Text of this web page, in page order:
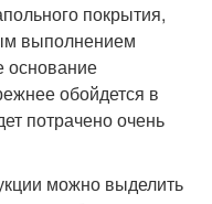
покрытия,
выполнением
основание
обойдется в
потрачено очень
можно выделить